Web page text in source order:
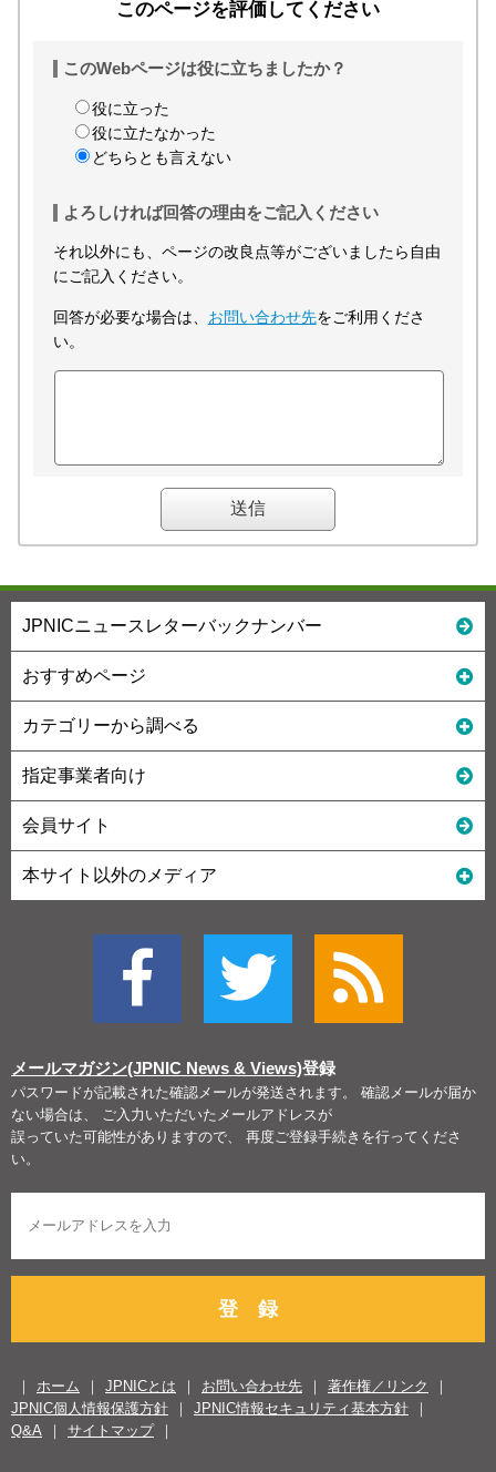
このページを評価してください
このWebページは役に立ちましたか？
役に立った
役に立たなかった
どちらとも言えない
よろしければ回答の理由をご記入ください
それ以外にも、ページの改良点等がございましたら自由
にご記入ください。
回答が必要な場合は、 お問い合わせ先をご利用くださ
い。
JPNICニュースレターバックナンバー
おすすめページ
カテゴリーから調べる
指定事業者向け
会員サイト
本サイト以外のメディア
メールマガジン(JPNIC News & Views)登録
パスワードが記載された確認メールが発送されます。 確認メールが届か
ない場合は、 ご入力いただいたメールアドレスが
誤っていた可能性がありますので、 再度ご登録手続きを行ってくださ
い。
登 録
ホーム JPNICとは お問い合わせ先
著作権／リンク
JPNIC個人情報保護方針
JPNIC情報セキュリティ基本方針
Q&A
サイトマップ